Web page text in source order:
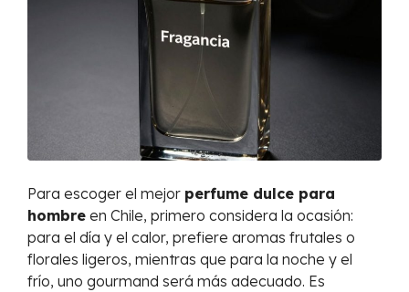
Para escoger el mejor perfume dulce para
hombre en Chile, primero considera la ocasión:
para el día y el calor, prefiere aromas frutales o
florales ligeros, mientras que para la noche y el
frío, uno gourmand será más adecuado. Es